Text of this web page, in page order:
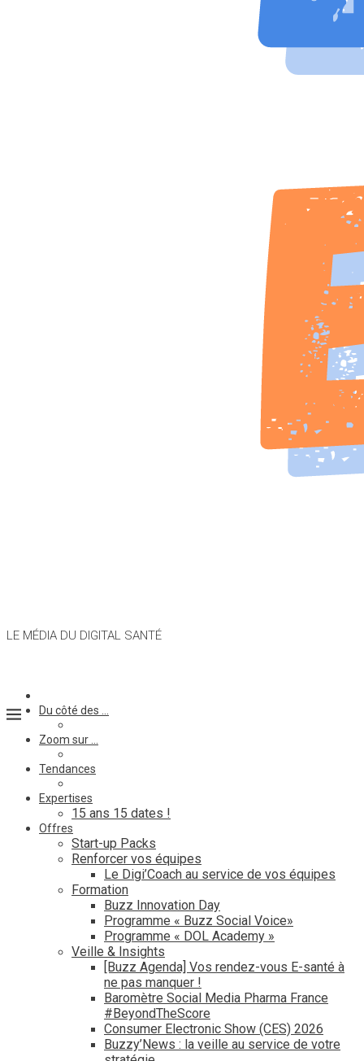
LE MÉDIA DU DIGITAL SANTÉ
Du côté des …
Zoom sur …
Tendances
Expertises
15 ans 15 dates !
Offres
Start-up Packs
Renforcer vos équipes
Le Digi’Coach au service de vos équipes
Formation
Buzz Innovation Day
Programme « Buzz Social Voice»
Programme « DOL Academy »
Veille & Insights
[Buzz Agenda] Vos rendez-vous E-santé à
ne pas manquer !
Baromètre Social Media Pharma France
#BeyondTheScore
Consumer Electronic Show (CES) 2026
Buzzy’News : la veille au service de votre